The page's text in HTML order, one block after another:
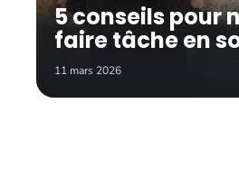
5 conseils pour
faire tâche en
11 mars 2026